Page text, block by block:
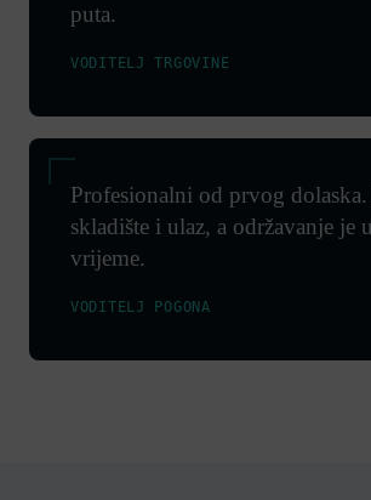
puta.
VODITELJ TRGOVINE
Profesionalni od prvog
skladište i ulaz, a održavanje je
vrijeme.
VODITELJ POGONA